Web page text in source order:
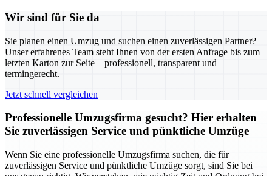
Wir sind für Sie da
Sie planen einen Umzug und suchen einen zuverlässigen Partner?
Unser erfahrenes Team steht Ihnen von der ersten Anfrage bis zum
letzten Karton zur Seite – professionell, transparent und
termingerecht.
Jetzt schnell vergleichen
Professionelle Umzugsfirma gesucht? Hier erhalten
Sie zuverlässigen Service und pünktliche Umzüge
Wenn Sie eine professionelle Umzugsfirma suchen, die für
zuverlässigen Service und pünktliche Umzüge sorgt, sind Sie bei